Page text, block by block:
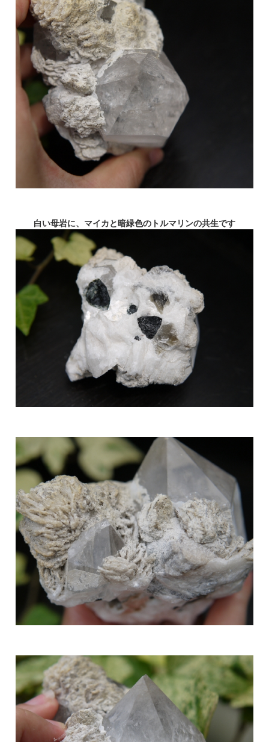
白い母岩に、マイカと暗緑色のトルマリンの共生です